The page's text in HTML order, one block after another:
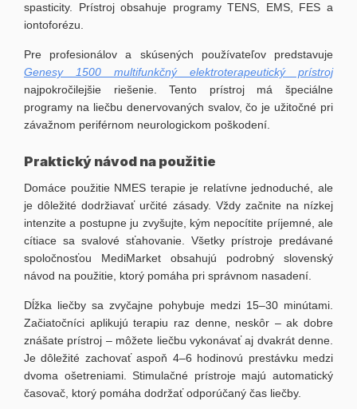
spasticity. Prístroj obsahuje programy TENS, EMS, FES a
iontoforézu.
Pre profesionálov a skúsených používateľov predstavuje
Genesy 1500 multifunkčný elektroterapeutický prístroj
najpokročilejšie riešenie. Tento prístroj má špeciálne
programy na liečbu denervovaných svalov, čo je užitočné pri
závažnom periférnom neurologickom poškodení.
Praktický návod na použitie
Domáce použitie NMES terapie je relatívne jednoduché, ale
je dôležité dodržiavať určité zásady. Vždy začnite na nízkej
intenzite a postupne ju zvyšujte, kým nepocítite príjemné, ale
cítiace sa svalové sťahovanie. Všetky prístroje predávané
spoločnosťou MediMarket obsahujú podrobný slovenský
návod na použitie, ktorý pomáha pri správnom nasadení.
Dĺžka liečby sa zvyčajne pohybuje medzi 15–30 minútami.
Začiatočníci aplikujú terapiu raz denne, neskôr – ak dobre
znášate prístroj – môžete liečbu vykonávať aj dvakrát denne.
Je dôležité zachovať aspoň 4–6 hodinovú prestávku medzi
dvoma ošetreniami. Stimulačné prístroje majú automatický
časovač, ktorý pomáha dodržať odporúčaný čas liečby.